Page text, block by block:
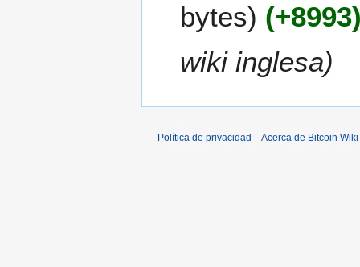
bytes
+8993
wiki inglesa
Política de privacidad Acerca de Bitcoin Wiki